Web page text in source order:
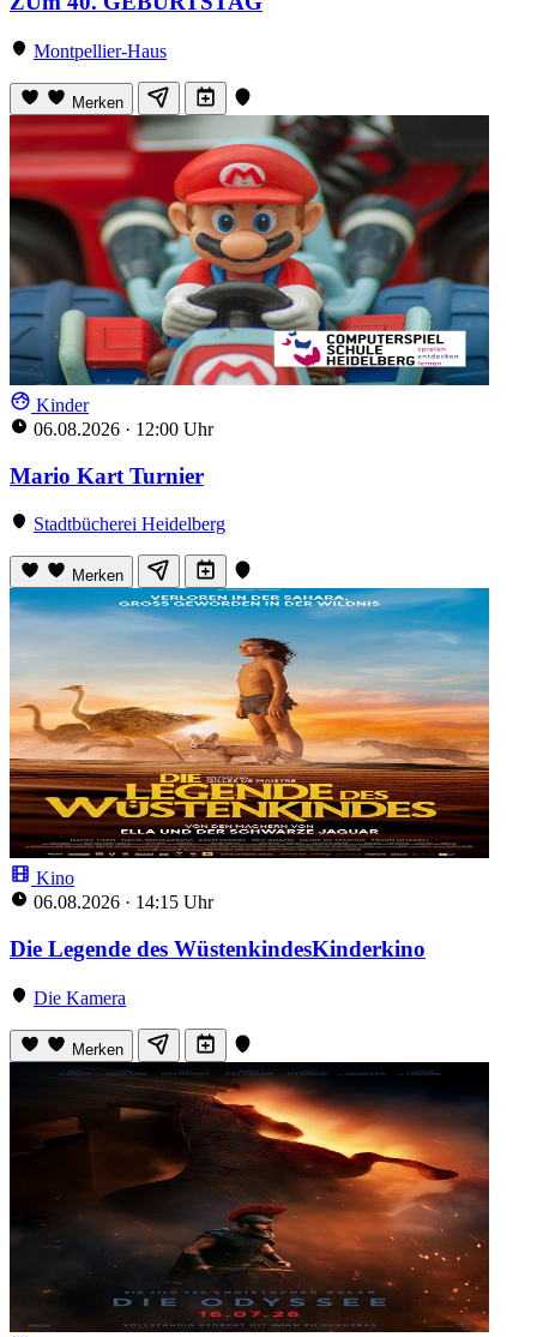
Montpellier-Haus
Merken
Kinder
06.08.2026 · 12:00 Uhr
Mario Kart Turnier
Stadtbücherei Heidelberg
Merken
Kino
06.08.2026 · 14:15 Uhr
Die Legende des WüstenkindesKinderkino
Die Kamera
Merken